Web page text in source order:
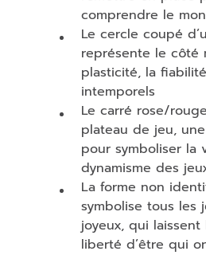
comprendre le
Le cercle coupé
représente le côté
plasticité, la
intemporels
Le carré rose/
plateau de jeu,
pour symboliser la
dynamisme des
La forme non
symbolise tous les
joyeux, qui
liberté d’être qui